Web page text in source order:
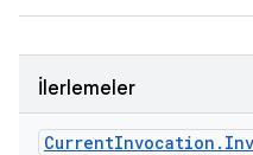
İlerlemeler
CurrentInvocation .